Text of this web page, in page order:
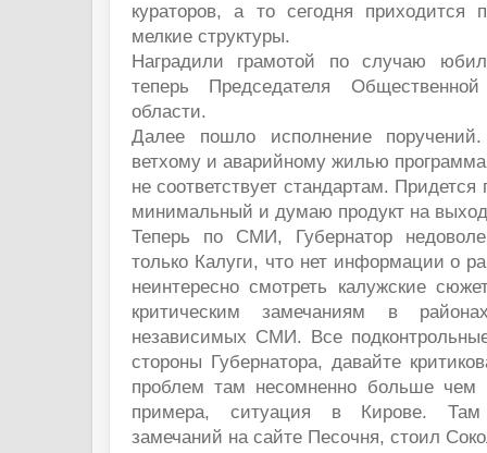
кураторов, а то сегодня приходится
мелкие структуры.
Наградили грамотой по случаю
теперь Председателя
области.
Далее пошло исполнение
ветхому и аварийному жилью
не соответствует стандартам.
минимальный и думаю продукт на
Теперь по СМИ, Губернатор
только Калуги, что нет информации о
неинтересно смотреть калужские
критическим замечаниям в
независимых СМИ. Все
стороны Губернатора, давайте
проблем там несомненно больше чем
примера, ситуация в Кирове. Там
замечаний на сайте Песочня, стоил